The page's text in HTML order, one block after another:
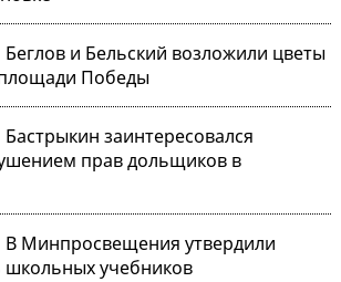
Беглов и Бельский возложили цветы
Победы
Бастрыкин заинтересовался
прав дольщиков в
В Минпросвещения утвердили
учебников